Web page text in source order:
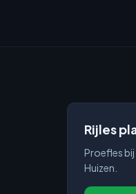
Rijles
Proefles bij
Huizen.